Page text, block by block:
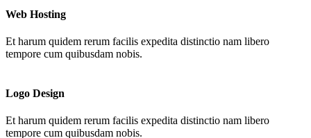
Web Hosting
Et harum quidem rerum facilis expedita distinctio nam libero
tempore cum quibusdam nobis.
Logo Design
Et harum quidem rerum facilis expedita distinctio nam libero
tempore cum quibusdam nobis.